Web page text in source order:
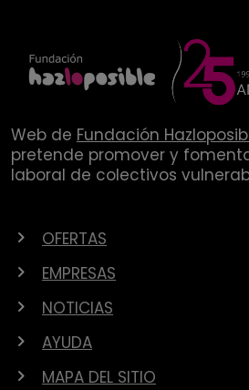
Web de Fundación
pretende promover y
laboral de colectivos
OFERTAS
EMPRESAS
NOTICIAS
AYUDA
MAPA DEL SITIO